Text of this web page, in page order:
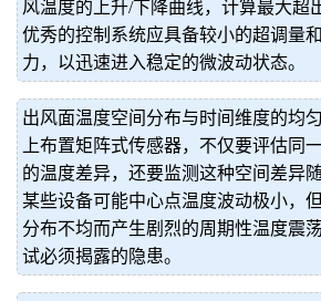
风温度的上升/下降曲线，计算最大超
优秀的控制系统应具备较小的超调量
力，以迅速进入稳定的微波动状态。
出风面温度空间分布与时间维度的均
上布置矩阵式传感器，不仅要评估同
的温度差异，还要监测这种空间差异
某些设备可能中心点温度波动极小，
分布不均而产生剧烈的周期性温度震
试必须揭露的隐患。